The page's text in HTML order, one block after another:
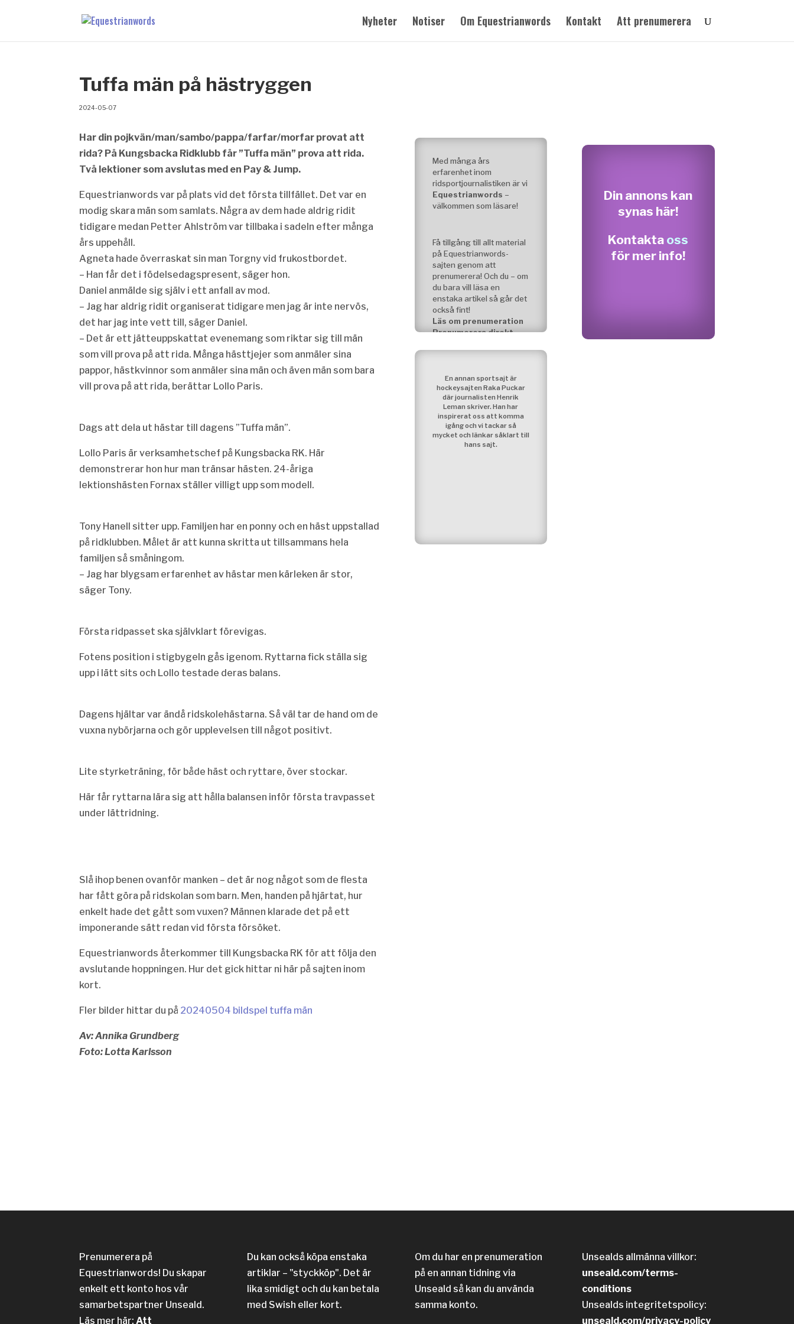
Nyheter Notiser Om Equestrianwords Kontakt Att prenumerera
Tuffa män på hästryggen
2024-05-07
Har din pojkvän/man/sambo/pappa/farfar/morfar provat att
rida? På Kungsbacka Ridklubb får ”Tuffa män” prova att rida.
Två lektioner som avslutas med en Pay & Jump.
Equestrianwords var på plats vid det första tillfället. Det var en
modig skara män som samlats. Några av dem hade aldrig ridit
tidigare medan Petter Ahlström var tillbaka i sadeln efter många
års uppehåll.
Agneta hade överraskat sin man Torgny vid frukostbordet.
– Han får det i födelsedagspresent, säger hon.
Daniel anmälde sig själv i ett anfall av mod.
– Jag har aldrig ridit organiserat tidigare men jag är inte nervös,
det har jag inte vett till, säger Daniel.
– Det är ett jätteuppskattat evenemang som riktar sig till män
som vill prova på att rida. Många hästtjejer som anmäler sina
pappor, hästkvinnor som anmäler sina män och även män som bara
vill prova på att rida, berättar Lollo Paris.
Dags att dela ut hästar till dagens ”Tuffa män”.
Lollo Paris är verksamhetschef på Kungsbacka RK. Här
demonstrerar hon hur man tränsar hästen. 24-åriga
lektionshästen Fornax ställer villigt upp som modell.
Tony Hanell sitter upp. Familjen har en ponny och en häst uppstallad
på ridklubben. Målet är att kunna skritta ut tillsammans hela
familjen så småningom.
– Jag har blygsam erfarenhet av hästar men kärleken är stor,
säger Tony.
Första ridpasset ska självklart förevigas.
Fotens position i stigbygeln gås igenom. Ryttarna fick ställa sig
upp i lätt sits och Lollo testade deras balans.
Dagens hjältar var ändå ridskolehästarna. Så väl tar de hand om de
vuxna nybörjarna och gör upplevelsen till något positivt.
Lite styrketräning, för både häst och ryttare, över stockar.
Här får ryttarna lära sig att hålla balansen inför första travpasset
under lättridning.
Slå ihop benen ovanför manken – det är nog något som de flesta
har fått göra på ridskolan som barn. Men, handen på hjärtat, hur
enkelt hade det gått som vuxen? Männen klarade det på ett
imponerande sätt redan vid första försöket.
Equestrianwords återkommer till Kungsbacka RK för att följa den
avslutande hoppningen. Hur det gick hittar ni här på sajten inom
kort.
Fler bilder hittar du på 20240504 bildspel tuffa män
Av: Annika Grundberg
Foto: Lotta Karlsson
Med många års
erfarenhet inom
ridsportjournalistiken är vi
Equestrianwords –
välkommen som läsare!
Få tillgång till allt material
på Equestrianwords-
sajten genom att
prenumerera! Och du – om
du bara vill läsa en
enstaka artikel så går det
också fint!
Läs om prenumeration
Prenumerera direkt
nyhetsbrev ingår för dig
som är prenumerant. Vill
du bara ha nyhetsbrevet
så går det också bra, läs
mer på sidan
Att prenumerera
En annan sportsajt är
hockeysajten Raka Puckar
där journalisten Henrik
Leman skriver. Han har
inspirerat oss att komma
igång och vi tackar så
mycket och länkar såklart till
hans sajt.
Din annons kan
synas här!
Kontakta oss
för mer info!
Prenumerera på
Equestrianwords! Du skapar
enkelt ett konto hos vår
samarbetspartner Unseald.
Läs mer här: Att
Du kan också köpa enstaka
artiklar – "styckköp". Det är
lika smidigt och du kan betala
med Swish eller kort.
Om du har en prenumeration
på en annan tidning via
Unseald så kan du använda
samma konto.
Unsealds allmänna villkor:
unseald.com/terms-
conditions
Unsealds integritetspolicy:
unseald.com/privacy-policy